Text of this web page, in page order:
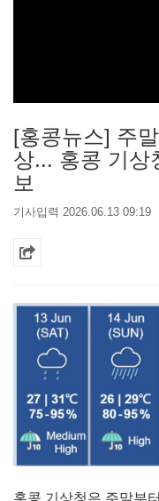
[홍콩뉴스] 주
상... 홍콩 기상
보
기사입력 2026.06.13 09:19
홍콩 기상청은 주말부